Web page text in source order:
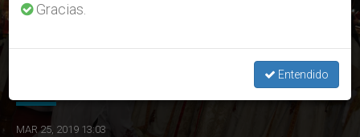
MAR 25, 2019 13:03
Gracias.
Entendido